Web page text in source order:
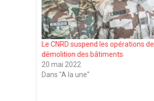
Le CNRD suspend les opérations de
démolition des bâtiments
20 mai 2022
Dans "A la une"